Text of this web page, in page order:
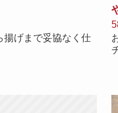
揚げまで妥協なく仕